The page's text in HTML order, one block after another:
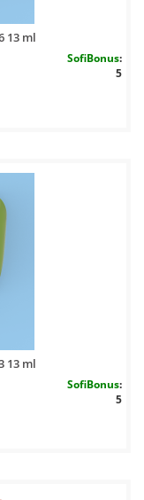
13 ml
SofiBonus:
5
13 ml
SofiBonus:
5